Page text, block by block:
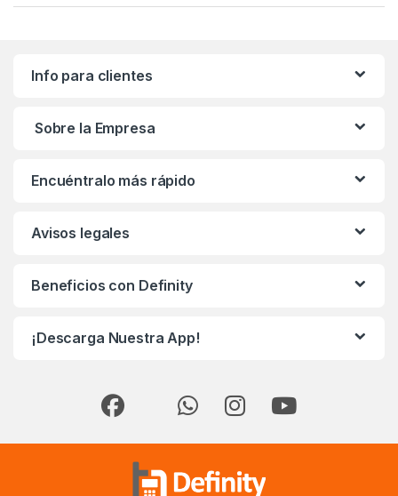
Info para clientes
Sobre la Empresa
Encuéntralo más rápido
Avisos legales
Beneficios con Definity
¡Descarga Nuestra App!